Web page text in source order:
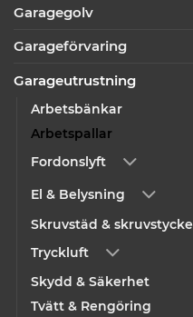
Garagegolv
Garageförvaring
Garageutrustning
Arbetsbänkar
Arbetspallar
Fordonslyft
El & Belysning
Skruvstäd & skruvstycke
Tryckluft
Skydd & Säkerhet
Tvätt & Rengöring